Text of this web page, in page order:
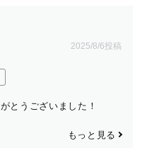
2025/8/6投稿
とうございました！
もっと見る